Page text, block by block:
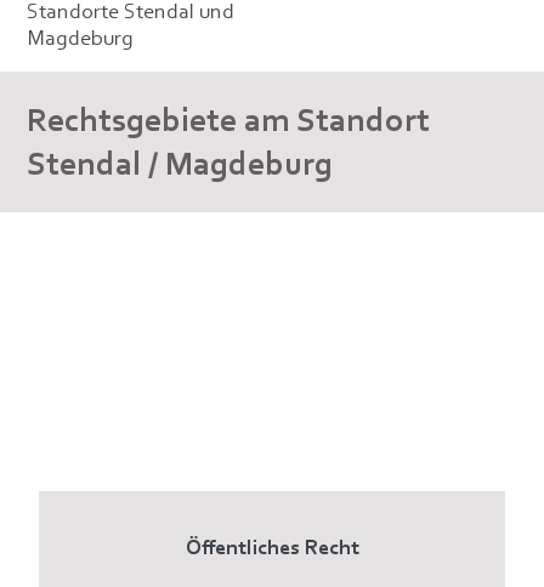
Standorte Stendal und
Magdeburg
Rechtsgebiete am Standort
Stendal / Magdeburg
Öffentliches Recht